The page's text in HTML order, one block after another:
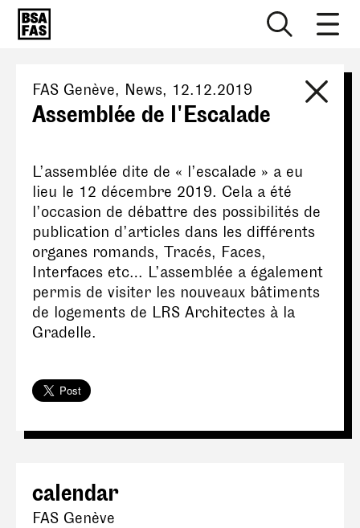
FAS Genève, News, 12.12.2019
Assemblée de l'Escalade
L’assemblée dite de « l’escalade » a eu
lieu le 12 décembre 2019. Cela a été
l’occasion de débattre des possibilités de
publication d’articles dans les différents
organes romands, Tracés, Faces,
Interfaces etc… L’assemblée a également
permis de visiter les nouveaux bâtiments
de logements de LRS Architectes à la
Gradelle.
calendar
FAS Genève